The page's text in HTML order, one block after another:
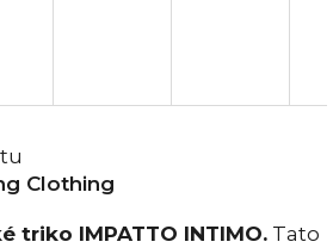
Clothing
triko IMPATTO INTIMO. Tato